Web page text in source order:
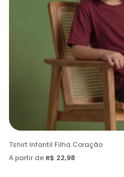
Tshirt Infantil Filha Coração
A partir de R$ 22,98